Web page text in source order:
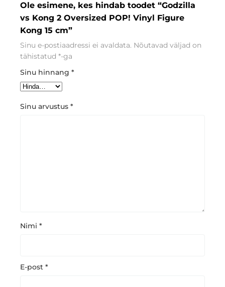
Ole esimene, kes hindab toodet “Godzilla
vs Kong 2 Oversized POP! Vinyl Figure
Kong 15 cm”
Sinu e-postiaadressi ei avaldata. Nõutavad väljad on
tähistatud *-ga
Sinu hinnang *
Sinu arvustus *
Nimi *
E-post *